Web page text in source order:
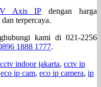
Axis IP dengan harga
terpercaya.
kami di 021-2256
1888 1777.
cctv indoor jakarta, cctv ip
eco ip cam, eco ip camera, ip